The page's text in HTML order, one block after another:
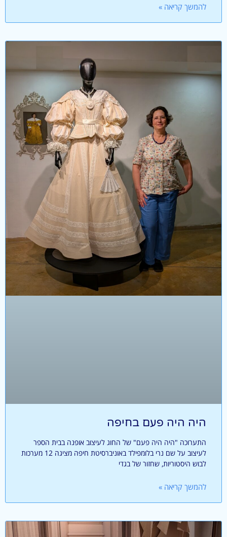
להמשך קריאה »
היה היה פעם בחיפה
התערוכה "היה היה פעם" של החוג לעיצוב אופנה בבית הספר
לעיצוב על שם נרי בלומפילד באוניברסיטת חיפה מציגה 12 מערכות
לבוש היסטוריות, שחזור של בגדי
להמשך קריאה »